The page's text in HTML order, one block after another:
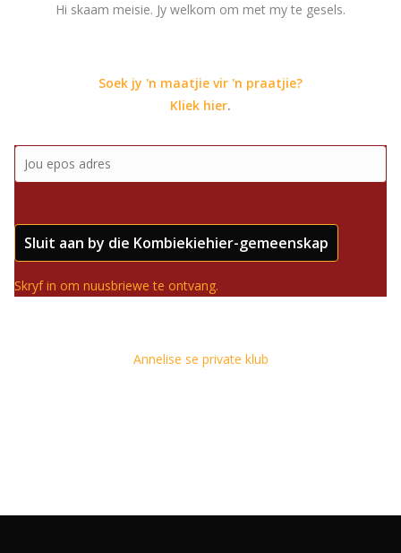
Hi skaam meisie. Jy welkom om met my te gesels.
Soek jy 'n maatjie vir 'n praatjie?
Kliek hier.
Sluit aan by die Kombiekiehier-gemeenskap
Skryf in om nuusbriewe te ontvang.
Annelise se private klub